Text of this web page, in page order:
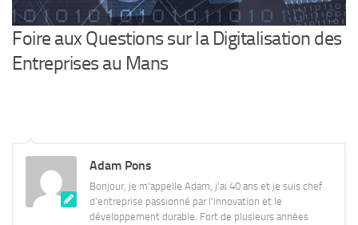
Foire aux Questions sur la Digitalisation des
Entreprises au Mans
Adam Pons
Bonjour, je m'appelle Adam, j'ai 40 ans et je suis chef
d'entreprise passionné par l'innovation et le
développement durable. Fort de plusieurs années